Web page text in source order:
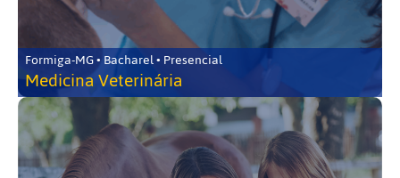
Formiga-MG • Bacharel • Presencial
Medicina Veterinária